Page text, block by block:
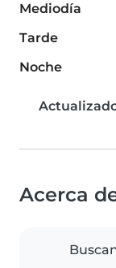
Mediodía
Tarde
Noche
Acerca